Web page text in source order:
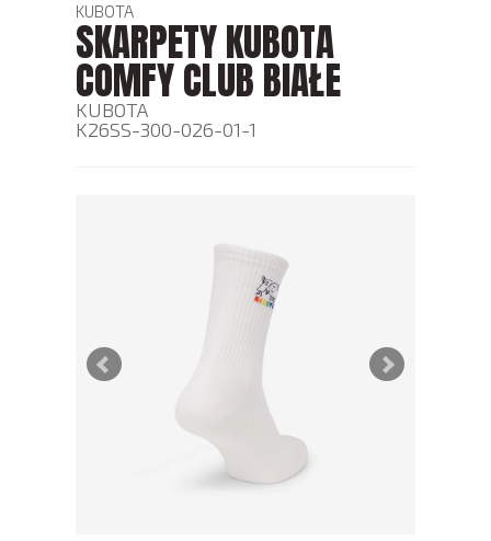
KUBOTA
SKARPETY KUBOTA
COMFY CLUB BIAŁE
KUBOTA
K26SS-300-026-01-1